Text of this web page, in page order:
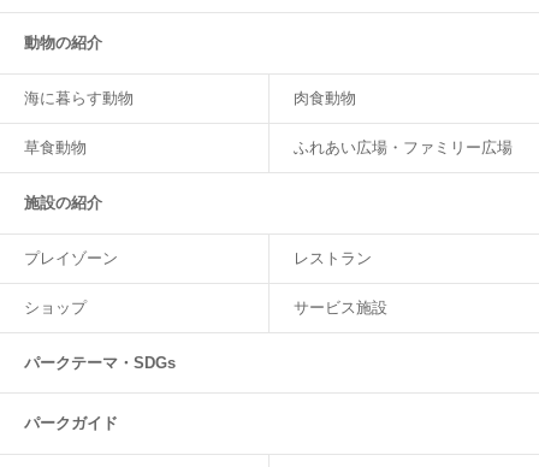
動物の紹介
海に暮らす動物 肉食動物
草食動物 ふれあい広場・ファミリー広場
施設の紹介
プレイゾーン レストラン
ショップ サービス施設
パークテーマ・SDGs
パークガイド